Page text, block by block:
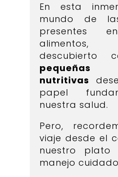
En esta
mundo de
presentes
descubierto
pequeñas
nutritivas
papel
nuestra salud.
Pero,
viaje desde el
nuestro plato
manejo